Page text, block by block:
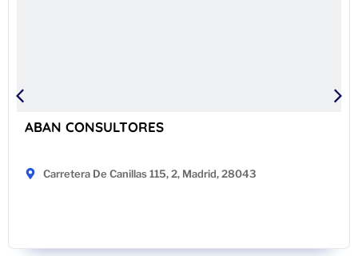
ABAN CONSULTORES
Carretera De Canillas 115, 2, Madrid, 28043